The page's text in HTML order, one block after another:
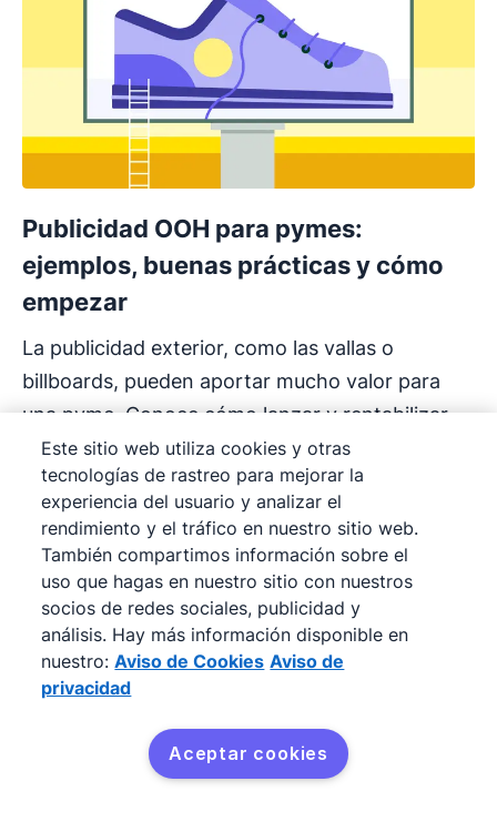
Publicidad OOH para pymes:
ejemplos, buenas prácticas y cómo
empezar
La publicidad exterior, como las vallas o
billboards, pueden aportar mucho valor para
una pyme. Conoce cómo lanzar y rentabilizar
una campaña de publicidad OOH.
Gestionar y planificar campañas de
Pruébalo gratis
Este sitio web utiliza cookies y otras
tecnologías de rastreo para mejorar la
experiencia del usuario y analizar el
rendimiento y el tráfico en nuestro sitio web.
También compartimos información sobre el
uso que hagas en nuestro sitio con nuestros
socios de redes sociales, publicidad y
análisis. Hay más información disponible en
nuestro: Aviso de Cookies Aviso de
privacidad
Aceptar cookies